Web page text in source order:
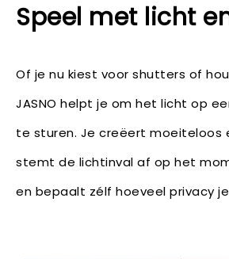
Speel met licht
Of je nu kiest voor shutters of
JASNO helpt je om het licht op
te sturen. Je creëert moeiteloos
stemt de lichtinval af op het
en bepaalt zélf hoeveel privacy